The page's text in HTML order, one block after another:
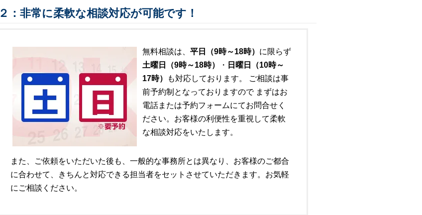
２：非常に柔軟な相談対応が可能です！
無料相談は、 平日（9時～18時） に限らず
土曜日（9時～18時）
・ 日曜日（10時～
17時）
も対応しております。 ご相談は事
前予約制となっておりますので まずはお
電話または予約フォームにてお問合せく
ださい。お客様の利便性を重視して柔軟
な相談対応をいたします。
また、ご依頼をいただいた後も、一般的な事務所とは異なり、お客様のご都合
に合わせて、きちんと対応できる担当者をセットさせていただきます。お気軽
にご相談ください。